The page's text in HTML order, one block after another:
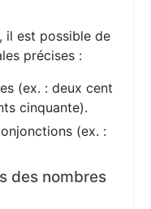
il est possible de
précises :
(ex. : deux cent
cinquante).
(ex. :
des nombres